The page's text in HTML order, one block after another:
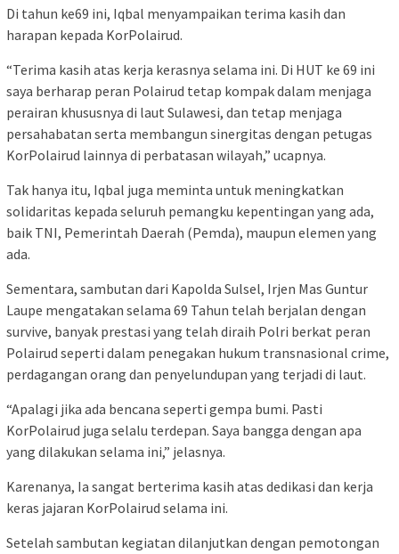
Di tahun ke69 ini, Iqbal menyampaikan terima kasih dan
harapan kepada KorPolairud.
“Terima kasih atas kerja kerasnya selama ini. Di HUT ke 69 ini
saya berharap peran Polairud tetap kompak dalam menjaga
perairan khususnya di laut Sulawesi, dan tetap menjaga
persahabatan serta membangun sinergitas dengan petugas
KorPolairud lainnya di perbatasan wilayah,” ucapnya.
Tak hanya itu, Iqbal juga meminta untuk meningkatkan
solidaritas kepada seluruh pemangku kepentingan yang ada,
baik TNI, Pemerintah Daerah (Pemda), maupun elemen yang
ada.
Sementara, sambutan dari Kapolda Sulsel, Irjen Mas Guntur
Laupe mengatakan selama 69 Tahun telah berjalan dengan
survive, banyak prestasi yang telah diraih Polri berkat peran
Polairud seperti dalam penegakan hukum transnasional crime,
perdagangan orang dan penyelundupan yang terjadi di laut.
“Apalagi jika ada bencana seperti gempa bumi. Pasti
KorPolairud juga selalu terdepan. Saya bangga dengan apa
yang dilakukan selama ini,” jelasnya.
Karenanya, Ia sangat berterima kasih atas dedikasi dan kerja
keras jajaran KorPolairud selama ini.
Setelah sambutan kegiatan dilanjutkan dengan pemotongan